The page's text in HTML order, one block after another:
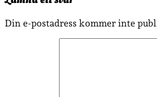
Din e-postadress kommer inte